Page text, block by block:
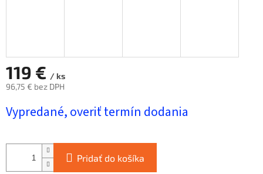
119 € / ks
96,75 € bez DPH
cena:
Vypredané, overiť termín dodania
Pridať do košíka